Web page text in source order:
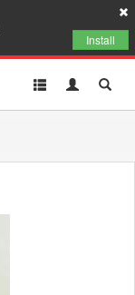
Install
Toggle
Toggle